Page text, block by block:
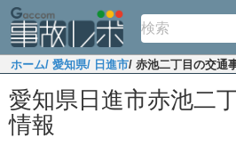
ホーム/ 愛知県/ 日進市/ 赤池二丁目の交通
愛知県日進市赤池二
情報